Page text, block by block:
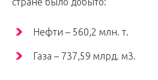
Нефти – 560,2 млн. т.
Газа – 737,59 млрд. м3.